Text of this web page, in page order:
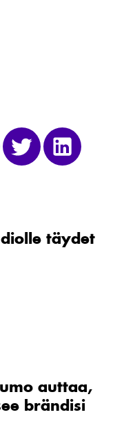
täydet
auttaa,
brändisi